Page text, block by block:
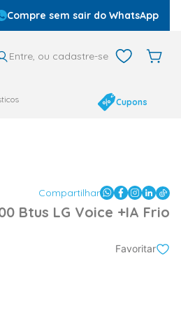
Compre sem sair do WhatsApp
Entre, ou cadastre-se
Cupons
Compartilhar
Btus LG Voice +IA Frio
Favoritar